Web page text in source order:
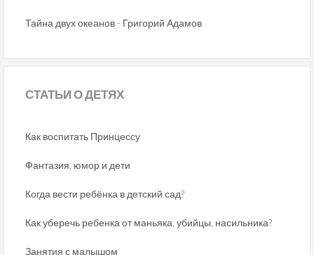
Тайна двух океанов - Григорий Адамов
СТАТЬИО ДЕТЯХ
Как воспитать Принцессу
Фантазия, юмор и дети
Когда вести ребёнка в детский сад?
Как уберечь ребенка от маньяка, убийцы, насильника?
Занятия с малышом